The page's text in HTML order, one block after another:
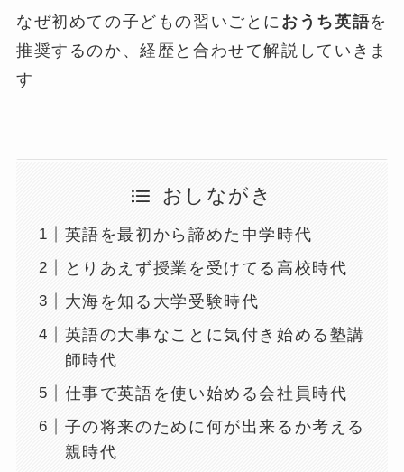
なぜ初めての子どもの習いごとに おうち英語を
推奨するのか、経歴と合わせて解説していきま
す
おしながき
英語を最初から諦めた中学時代
とりあえず授業を受けてる高校時代
大海を知る大学受験時代
英語の大事なことに気付き始める塾講
師時代
仕事で英語を使い始める会社員時代
子の将来のために何が出来るか考える
親時代